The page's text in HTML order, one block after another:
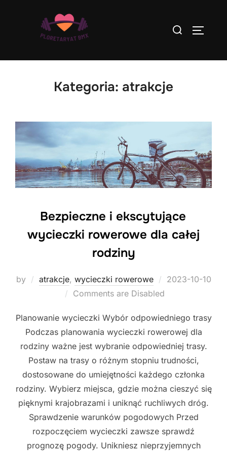
Search
Kategoria: atrakcje
Bezpieczne i ekscytujące
wycieczki rowerowe dla całej
rodziny
by atrakcje, wycieczki rowerowe
Posted
2023-10-10
Comments are Disabled
Planowanie wycieczki Wybór odpowiedniego trasy
Podczas planowania wycieczki rowerowej dla
rodziny ważne jest wybranie odpowiedniej trasy.
Postaw na trasy o różnym stopniu trudności,
dostosowane do umiejętności każdego członka
rodziny. Wybierz miejsca, gdzie można cieszyć się
pięknymi krajobrazami i uniknąć ruchliwych dróg.
Sprawdzenie warunków pogodowych Przed
rozpoczęciem wycieczki zawsze sprawdź
prognozę pogody. Unikniesz nieprzyjemnych